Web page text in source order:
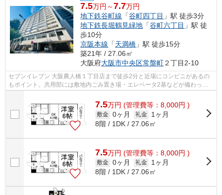
7.5万円～7.7万円
地下鉄谷町線 「谷町四丁目 」駅 徒歩3分
地下鉄長堀鶴見緑地 「谷町六丁目 」駅 徒
歩10分
京阪本線 「天満橋 」駅 徒歩15分
築21年 / 27.06㎡
大阪府大阪市中央区常盤町２丁目2-10
セブンイレブン 大阪農人橋１丁目店まで徒歩2分と近場にコンビニがあるの
もポイント。共用部には敷地内ごみ置き場・エレベータ2基などが備わって
おりとても充実しています。風通しが良...
7.5万円 (管理費等：8,000円 )
敷金 0ヶ月 礼金
1ヶ月
8階 / 1DK / 27.06㎡
7.5万円 (管理費等：8,000円 )
敷金 0ヶ月 礼金
1ヶ月
8階 / 1DK / 27.06㎡